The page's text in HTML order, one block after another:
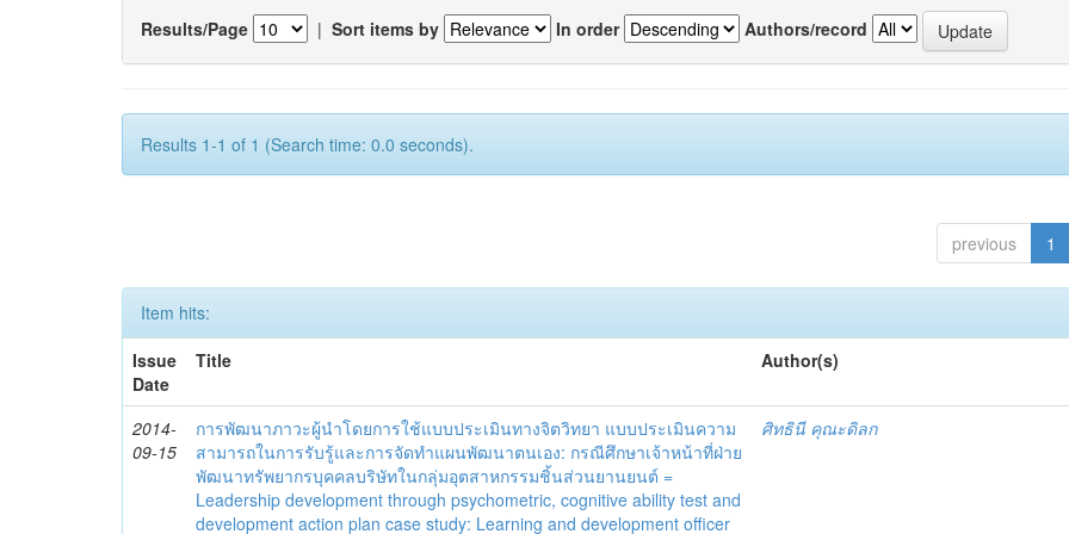
Results/Page | Sort items by In order Authors/record
Results 1-1 of 1 (Search time: 0.0 seconds).
previous 1
Item hits:
Issue
Date
Title Author(s)
2014-
09-15
การพัฒนาภาวะผู้นำโดยการใช้แบบประเมินทางจิตวิทยา แบบประเมินความ
สามารถในการรับรู้และการจัดทำแผนพัฒนาตนเอง: กรณีศึกษาเจ้าหน้าที่ฝ่าย
พัฒนาทรัพยากรบุคคลบริษัทในกลุ่มอุตสาหกรรมชิ้นส่วนยานยนต์ =
Leadership development through psychometric, cognitive ability test and
development action plan case study: Learning and development officer
ศิทธินี คุณะดิลก